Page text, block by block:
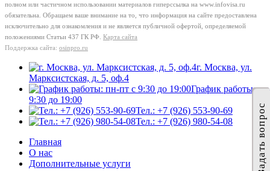
полном или частичном использовании материалов гиперссылка на www.infovisa.ru
обязательна. Обращаем ваше внимание на то, что информация на сайте предоставлена
исключительно для ознакомления и не является публичной офертой, определяемой
положениями Статьи 437 ГК РФ. Карта сайта
Поддержка сайта: osinpro.ru
Задать вопрос
г. Москва, ул.
Марксистская, д. 5, оф.4
График работы:
9:30 до 19:00
Тел.: +7 (926) 553-90-69
Тел.: +7 (926) 980-54-08
Главная
О нас
Дополнительные услуги